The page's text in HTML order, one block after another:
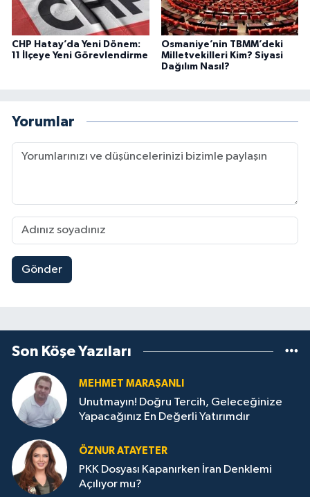
CHP Hatay’da Yeni Dönem:
11 İlçeye Yeni Görevlendirme
Osmaniye’nin TBMM’deki
Milletvekilleri Kim? Siyasi
Dağılım Nasıl?
Yorumlar
Gönder
Son Köşe Yazıları
MEHMET MARAŞANLI
Unutmayın! Doğru Tercih, Geleceğinize
Yapacağınız En Değerli Yatırımdır
ÖZNUR ATAYETER
PKK Dosyası Kapanırken İran Denklemi
Açılıyor mu?